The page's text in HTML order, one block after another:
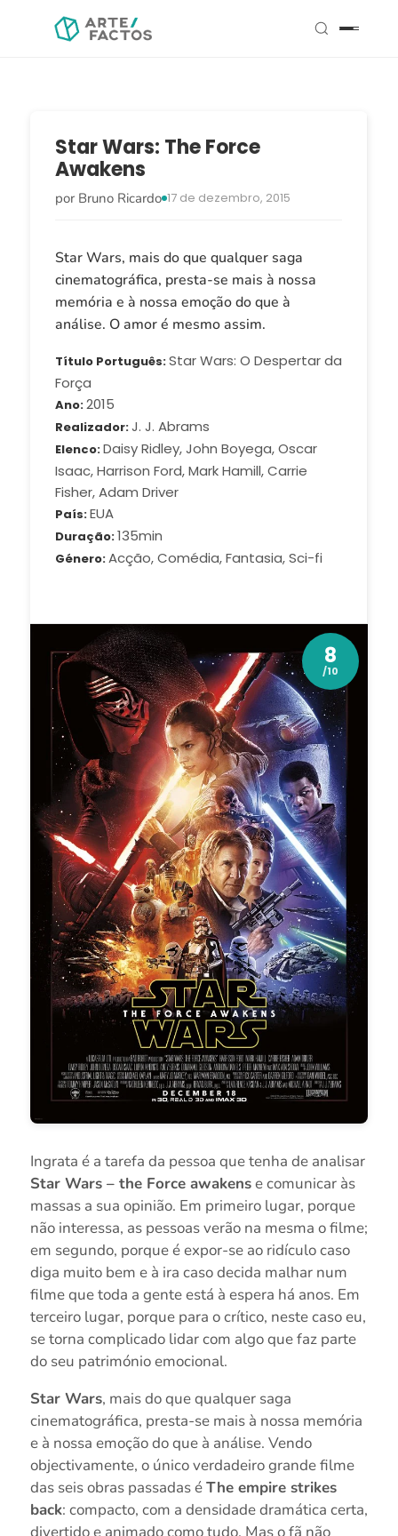
Star Wars: The Force
Awakens
por Bruno Ricardo 17 de dezembro, 2015
Star Wars, mais do que qualquer saga
cinematográfica, presta-se mais à nossa
memória e à nossa emoção do que à
análise. O amor é mesmo assim.
Título Português Star Wars: O Despertar da
Força
Ano 2015
Realizador J. J. Abrams
Elenco Daisy Ridley, John Boyega, Oscar
Isaac, Harrison Ford, Mark Hamill, Carrie
Fisher, Adam Driver
País EUA
Duração 135min
Género Acção, Comédia, Fantasia, Sci-fi
8
/10
Ingrata é a tarefa da pessoa que tenha de analisar
Star Wars – the Force awakense comunicar às
massas a sua opinião. Em primeiro lugar, porque
não interessa, as pessoas verão na mesma o filme;
em segundo, porque é expor-se ao ridículo caso
diga muito bem e à ira caso decida malhar num
filme que toda a gente está à espera há anos. Em
terceiro lugar, porque para o crítico, neste caso eu,
se torna complicado lidar com algo que faz parte
do seu património emocional.
Star Wars, mais do que qualquer saga
cinematográfica, presta-se mais à nossa memória
e à nossa emoção do que à análise. Vendo
objectivamente, o único verdadeiro grande filme
das seis obras passadas éThe empire strikes
back: compacto, com a densidade dramática certa,